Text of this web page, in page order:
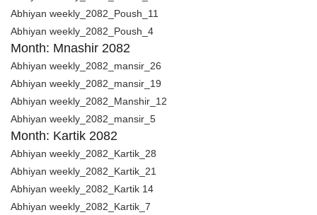
Abhiyan weekly_2082_Poush_11
Abhiyan weekly_2082_Poush_4
Month: Mnashir 2082
Abhiyan weekly_2082_mansir_26
Abhiyan weekly_2082_mansir_19
Abhiyan weekly_2082_Manshir_12
Abhiyan weekly_2082_mansir_5
Month: Kartik 2082
Abhiyan weekly_2082_Kartik_28
Abhiyan weekly_2082_Kartik_21
Abhiyan weekly_2082_Kartik 14
Abhiyan weekly_2082_Kartik_7